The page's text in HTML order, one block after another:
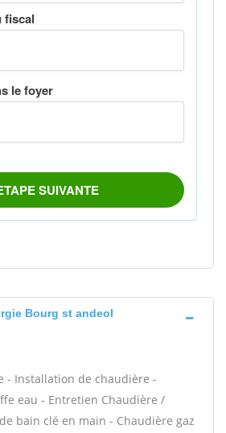
Bourg st andeol
- Installation de chaudière -
eau - Entretien Chaudière /
bain clé en main - Chaudière gaz